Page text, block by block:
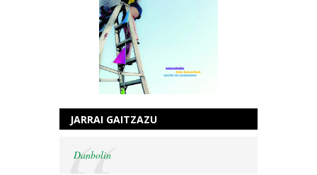
JARRAI GAITZAZU
Danbolin